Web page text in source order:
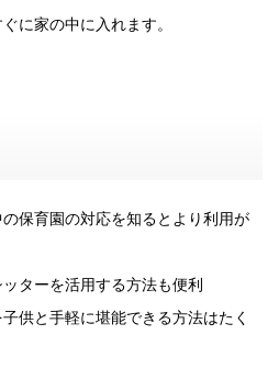
に家の中に入れます。
保育園の対応を知るとより利用が
ターを活用する方法も便利
供と手軽に堪能できる方法はたく